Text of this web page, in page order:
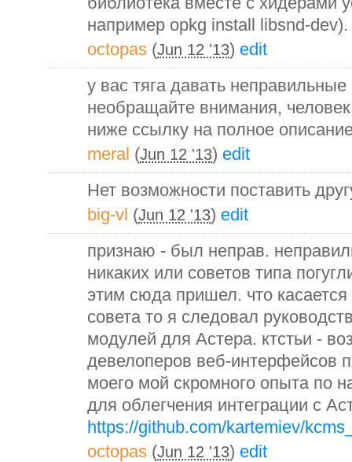
например opkg install libsnd-dev).
octopas (Jun 12 '13) edit
у вас тяга давать неправильные
необращайте внимания,
ниже ссылку на полное
meral (Jun 12 '13) edit
Нет возможности поставить
big-vl (Jun 12 '13) edit
признаю - был неправ.
никаких или советов типа
этим сюда пришел. что касается
совета то я следовал
модулей для Астера. ктстьи -
девелоперов веб-интерфейсов
моего мой скромного опыта по
для облегчения интеграции с
https://github.com/kartemiev/
octopas (Jun 12 '13) edit